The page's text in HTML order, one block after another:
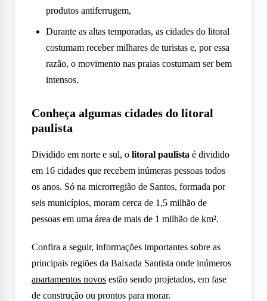
produtos antiferrugem,
Durante as altas temporadas, as cidades do litoral
costumam receber milhares de turistas e, por essa
razão, o movimento nas praias costumam ser bem
intensos.
Conheça algumas cidades do litoral
paulista
Dividido em norte e sul, o litoral paulista é dividido
em 16 cidades que recebem inúmeras pessoas todos
os anos. Só na microrregião de Santos, formada por
seis municípios, moram cerca de 1,5 milhão de
pessoas em uma área de mais de 1 milhão de km².
Confira a seguir, informações importantes sobre as
principais regiões da Baixada Santista onde inúmeros
apartamentos novos estão sendo projetados, em fase
de construção ou prontos para morar.